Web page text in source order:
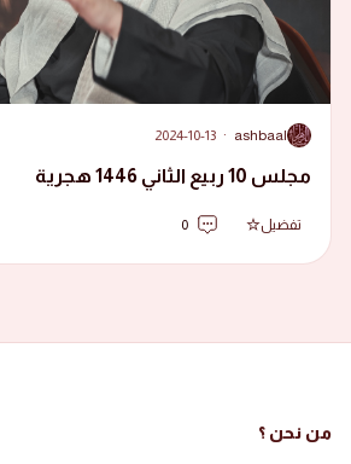
A
ashbaal
·
2024-10-13
مجلس 10 ربيع الثاني 1446 هجرية
تفضيل 0
من نحن ؟